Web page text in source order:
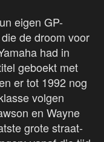
eigen GP-
de droom voor
had in
geboekt met
er tot 1992 nog
volgen
en Wayne
grote straat-